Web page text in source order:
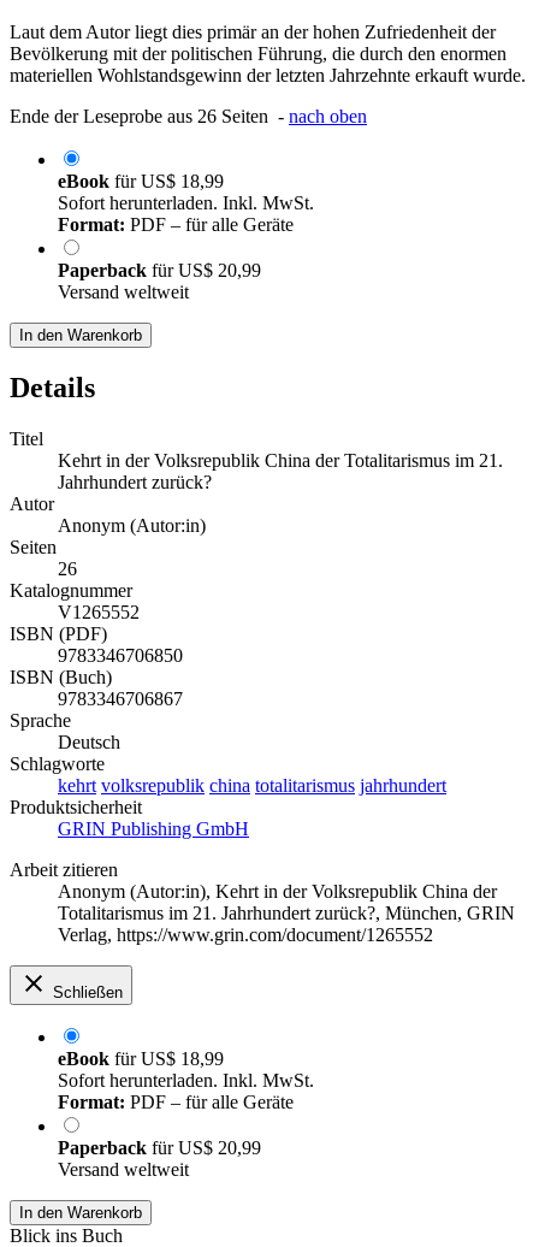
Laut dem Autor liegt dies primär an der hohen Zufriedenheit der
Bevölkerung mit der politischen Führung, die durch den enormen
materiellen Wohlstandsgewinn der letzten Jahrzehnte erkauft wurde.
Ende der Leseprobe aus 26 Seiten - nach oben
eBook fürUS$ 18,99
Sofort herunterladen. Inkl. MwSt.
Format: PDF – für alle Geräte
Paperback fürUS$ 20,99
Versand weltweit
In den Warenkorb
Details
Titel
Kehrt in der Volksrepublik China der Totalitarismus im 21.
Jahrhundert zurück?
Autor
Anonym (Autor:in)
Seiten
26
Katalognummer
V1265552
ISBN (PDF)
9783346706850
ISBN (Buch)
9783346706867
Sprache
Deutsch
Schlagworte
kehrt volksrepublik china totalitarismus jahrhundert
Produktsicherheit
GRIN Publishing GmbH
Arbeit zitieren
Anonym (Autor:in), Kehrt in der Volksrepublik China der
Totalitarismus im 21. Jahrhundert zurück?, München, GRIN
Verlag, https://www.grin.com/document/1265552
Schließen
eBook fürUS$ 18,99
Sofort herunterladen. Inkl. MwSt.
Format: PDF – für alle Geräte
Paperback fürUS$ 20,99
Versand weltweit
In den Warenkorb
Blick ins Buch